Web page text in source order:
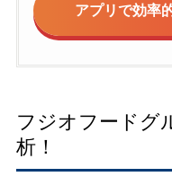
アプリで効率
フジオフードグ
析！